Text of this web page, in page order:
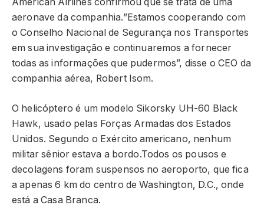
aeronave da companhia.”Estamos cooperando com
o Conselho Nacional de Segurança nos Transportes
em sua investigação e continuaremos a fornecer
todas as informações que pudermos”, disse o CEO da
companhia aérea, Robert Isom.
O helicóptero é um modelo Sikorsky UH-60 Black
Hawk, usado pelas Forças Armadas dos Estados
Unidos. Segundo o Exército americano, nenhum
militar sênior estava a bordo.Todos os pousos e
decolagens foram suspensos no aeroporto, que fica
a apenas 6 km do centro de Washington, D.C., onde
está a Casa Branca.